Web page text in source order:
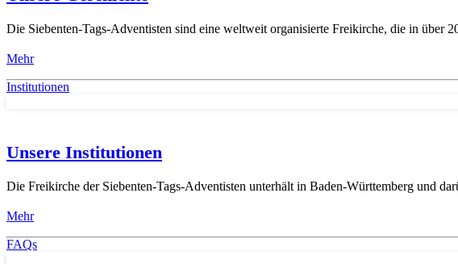
Die Siebenten-Tags-Adventisten sind eine weltweit organisierte Freikirche, die in über
Mehr
Institutionen
Unsere Institutionen
Die Freikirche der Siebenten-Tags-Adventisten unterhält in Baden-Württemberg und
Mehr
FAQs